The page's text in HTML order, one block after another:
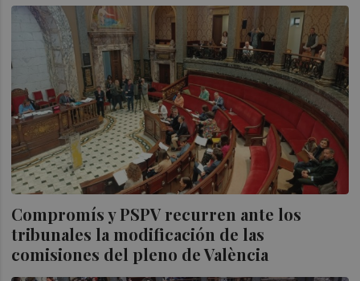
Compromís y PSPV recurren ante los
tribunales la modificación de las
comisiones del pleno de València